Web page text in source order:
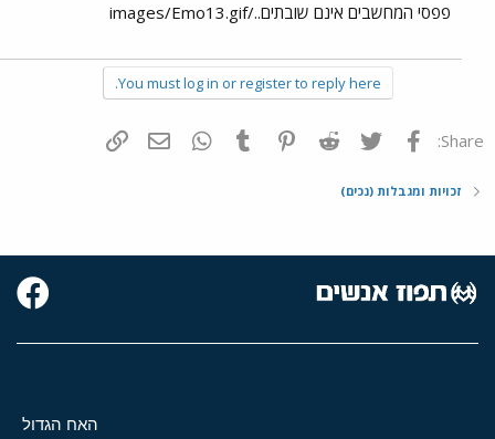
פפסי המחשבים אינם שובתים../images/Emo13.gif
You must log in or register to reply here.
Share: פייסבוק Twitter
Reddit
Pinterest
Tumblr
WhatsAppדואר אלקטרוני
זכויות ומגבלות (נכים)
האח הגדול